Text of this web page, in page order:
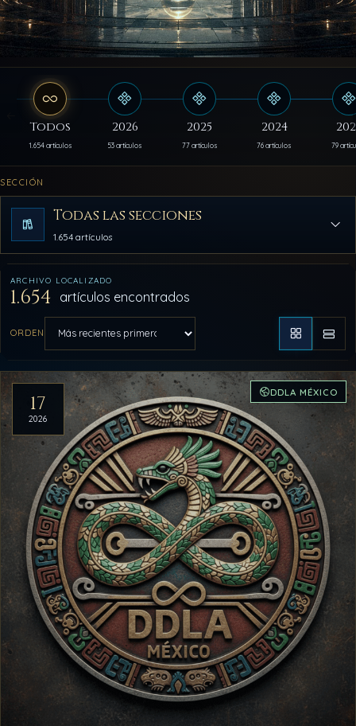
Todos
1.654 artículos
2026
53 artículos
2025
77 artículos
2024
76 artículos 79
SECCIÓN
Todas las secciones
1.654 artículos
ARCHIVO LOCALIZADO
1.654 artículos encontrados
ORDEN
Artículos del archivo
17
2026
DDLA MÉXICO